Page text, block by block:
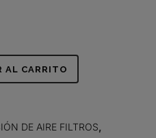
AL CARRITO
DE AIRE FILTROS